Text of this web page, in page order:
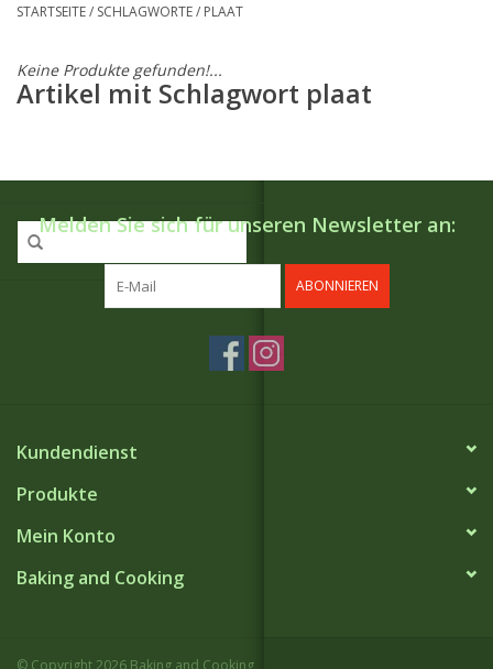
Rohstoffe & Präsentation
STARTSEITE/ SCHLAGWORTE/ PLAAT
Keine Produkte gefunden!...
Artikel mit Schlagwort plaat
Melden Sie sich für unseren Newsletter an:
ABONNIEREN
Kundendienst
Produkte
Mein Konto
Baking and Cooking
© Copyright 2026 Baking and Cooking